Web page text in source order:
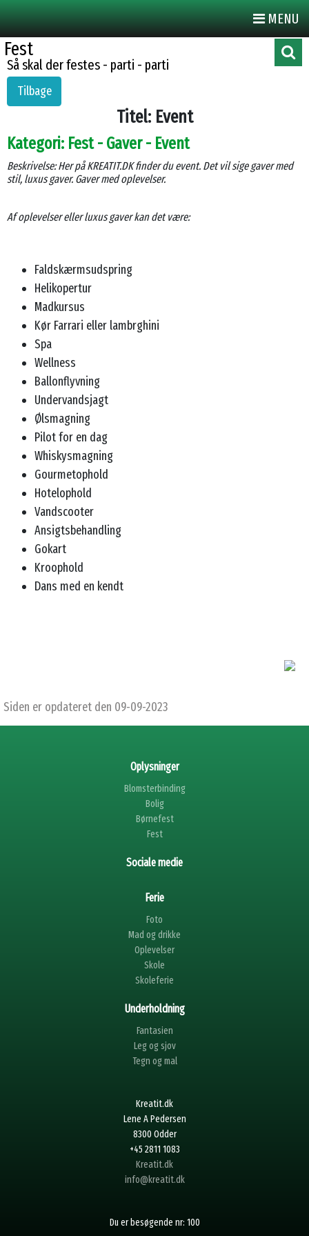
Fest
Så skal der festes - parti - parti
MENU
Tilbage
Titel: Event
Kategori: Fest - Gaver - Event
Beskrivelse: Her på KREATIT.DK finder du event. Det vil sige gaver med
stil, luxus gaver. Gaver med oplevelser.
Af oplevelser eller luxus gaver kan det være:
Faldskærmsudspring
Helikopertur
Madkursus
Kør Farrari eller lambrghini
Spa
Wellness
Ballonflyvning
Undervandsjagt
Ølsmagning
Pilot for en dag
Whiskysmagning
Gourmetophold
Hotelophold
Vandscooter
Ansigtsbehandling
Gokart
Kroophold
Dans med en kendt
Siden er opdateret den 09-09-2023
Oplysninger
Blomsterbinding
Bolig
Børnefest
Fest
Sociale medie
Ferie
Foto
Mad og drikke
Oplevelser
Skole
Skoleferie
Underholdning
Fantasien
Leg og sjov
Tegn og mal
Kreatit.dk
Lene A Pedersen
8300 Odder
+45 2811 1083
Kreatit.dk
info@kreatit.dk
Du er besøgende nr: 100